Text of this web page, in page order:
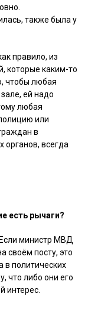
также была у
правило, из
которые каким-то
чтобы любая
ей надо
любая
или
в
органов, всегда
есть рычаги?
Если министр МВД
своём посту, это
в политических
что либо они его
интерес.